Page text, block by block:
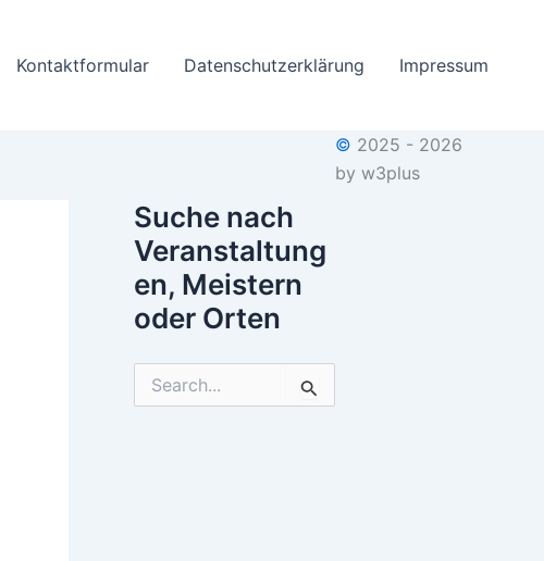
Kontaktformular Datenschutzerklärung Impressum
Suche nach
Veranstaltung
en, Meistern
oder Orten
© 2025 - 2026
by w3plus